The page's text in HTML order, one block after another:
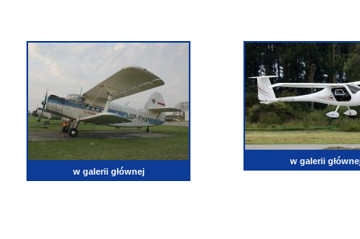
w galerii głównej
w galerii